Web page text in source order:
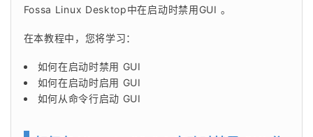
Fossa Linux Desktop中在启动时禁用GUI 。
在本教程中，您将学习：
如何在启动时禁用 GUI
如何在启动时启用 GUI
如何从命令行启动 GUI